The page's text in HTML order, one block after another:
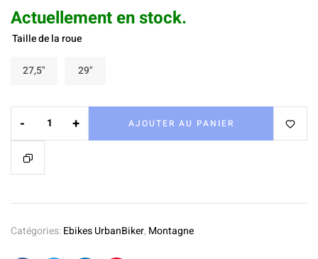
Actuellement en stock.
Taille de la roue
27,5" 29"
- + AJOUTER AU PANIER
Catégories:Ebikes UrbanBiker, Montagne